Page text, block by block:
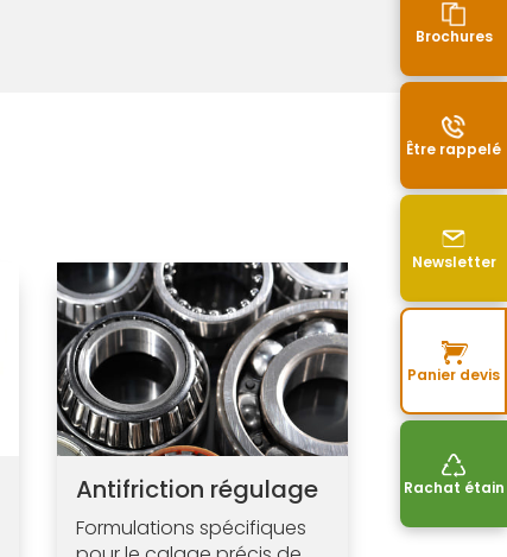
Antifriction régulage
Formulations spécifiques
Brochures
Être rappelé
Newsletter
Panier devis
Rachat étain